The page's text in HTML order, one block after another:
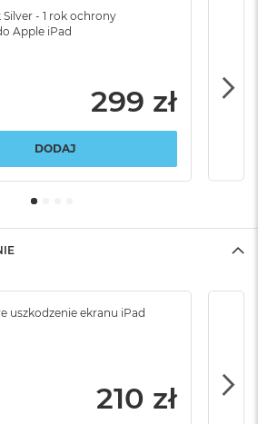
Silver - 1 rok ochrony
Apple iPad
299 zł
DODAJ
uszkodzenie ekranu iPad
210 zł